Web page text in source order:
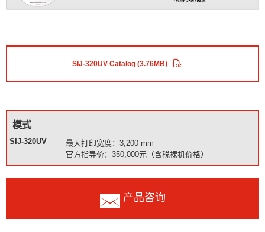
SIJ-320UV Catalog (3.76MB)
模式
SIJ-320UV
最大打印宽度：3,200 mm
官方指导价：350,000元（含税裸机价格）
产品咨询